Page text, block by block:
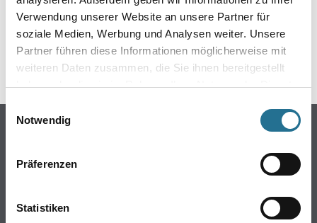
Verwendung unserer Website an unsere Partner für
soziale Medien, Werbung und Analysen weiter. Unsere
Partner führen diese Informationen möglicherweise mit
weiteren Daten zusammen, die Sie ihnen bereitgestellt
haben oder die sie im Rahmen Ihrer Nutzung der Dienste
Einwilligungsauswahl
Notwendig
Präferenzen
Statistiken
Erkunden Sie in der Zwischenzeit unseren Online-Shop
und lassen Sie sich inspirieren.
ZURÜCK ZUM ONLINE-SHOP
Online-Shop
Putze- und Spachtelmassen